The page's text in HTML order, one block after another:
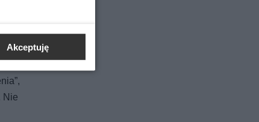
ślad
Nie
Akceptuję